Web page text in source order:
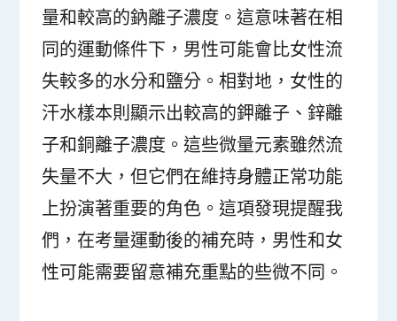
量和較高的鈉離子濃度。這意味著在相
同的運動條件下，男性可能會比女性流
失較多的水分和鹽分。相對地，女性的
汗水樣本則顯示出較高的鉀離子、鋅離
子和銅離子濃度。這些微量元素雖然流
失量不大，但它們在維持身體正常功能
上扮演著重要的角色。這項發現提醒我
們，在考量運動後的補充時，男性和女
性可能需要留意補充重點的些微不同。